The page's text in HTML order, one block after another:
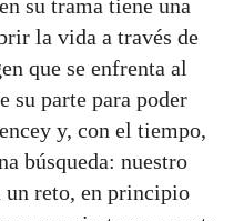
su trama tiene una
la vida a través de
que se enfrenta al
su parte para poder
y, con el tiempo,
búsqueda: nuestro
un reto, en principio